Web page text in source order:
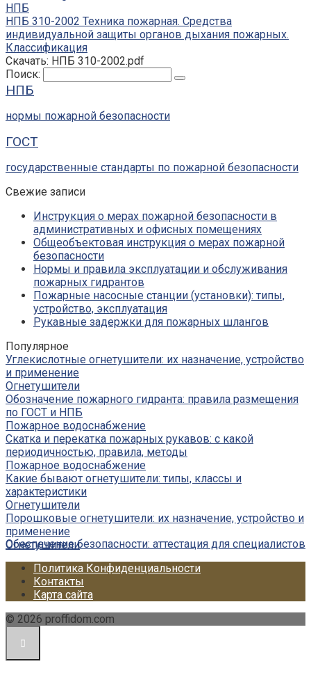
НПБ
НПБ 310-2002 Техника пожарная. Средства
индивидуальной защиты органов дыхания пожарных.
Классификация
Скачать: НПБ 310-2002.pdf
Поиск:
НПБ
нормы пожарной безопасности
ГОСТ
государственные стандарты по пожарной безопасности
Свежие записи
Инструкция о мерах пожарной безопасности в
административных и офисных помещениях
Общеобъектовая инструкция о мерах пожарной
безопасности
Нормы и правила эксплуатации и обслуживания
пожарных гидрантов
Пожарные насосные станции (установки): типы,
устройство, эксплуатация
Рукавные задержки для пожарных шлангов
Популярное
Углекислотные огнетушители: их назначение, устройство
и применение
Огнетушители
Обозначение пожарного гидранта: правила размещения
по ГОСТ и НПБ
Пожарное водоснабжение
Скатка и перекатка пожарных рукавов: с какой
периодичностью, правила, методы
Пожарное водоснабжение
Какие бывают огнетушители: типы, классы и
характеристики
Огнетушители
Порошковые огнетушители: их назначение, устройство и
применение
Огнетушители
Обеспечение безопасности: аттестация для специалистов
Политика Конфиденциальности
Контакты
Карта сайта
© 2026 proffidom.com